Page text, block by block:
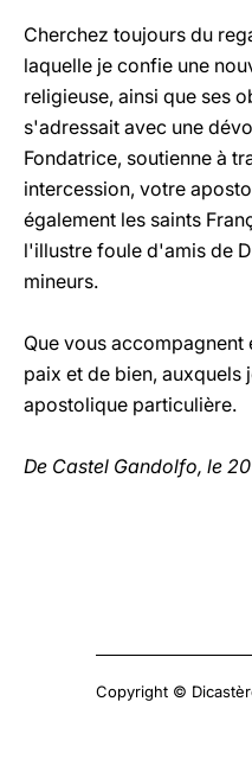
Cherchez toujours du
laquelle je confie une
religieuse, ainsi que ses
s'adressait avec une
Fondatrice, soutienne à
intercession, votre
également les saints
l'illustre foule d'amis de
mineurs.
Que vous
paix et de bien, auxquels
apostolique particulière.
De Castel Gandolfo, le
Copyright ©